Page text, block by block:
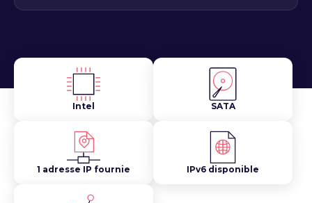
Intel SATA
1 adresse IP fournie IPv6 disponible